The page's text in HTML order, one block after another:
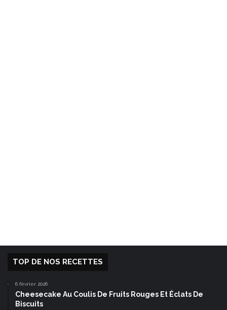
TOP DE NOS RECETTES
6 février 2026
Cheesecake Au Coulis De Fruits Rouges Et Éclats De
Biscuits